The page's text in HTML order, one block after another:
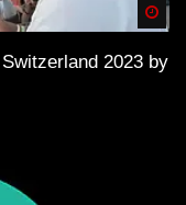
2023 by